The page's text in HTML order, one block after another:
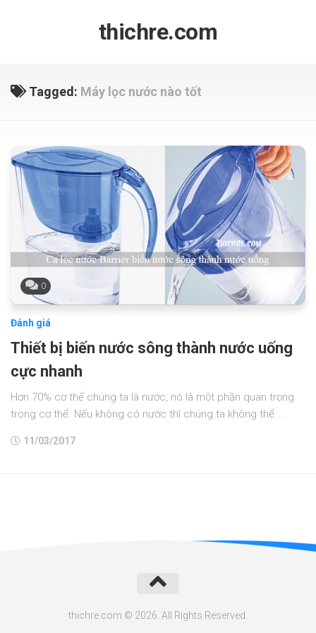
thichre.com
Tagged: Máy lọc nước nào tốt
0
Đánh giá
Thiết bị biến nước sông thành nước uống
cực nhanh
Hơn 70% cơ thể chúng ta là nước, nó là một phần quan trọng
trong cơ thể. Nếu không có nước thì chúng ta không thể...
11/03/2017
thichre.com © 2026. All Rights Reserved.